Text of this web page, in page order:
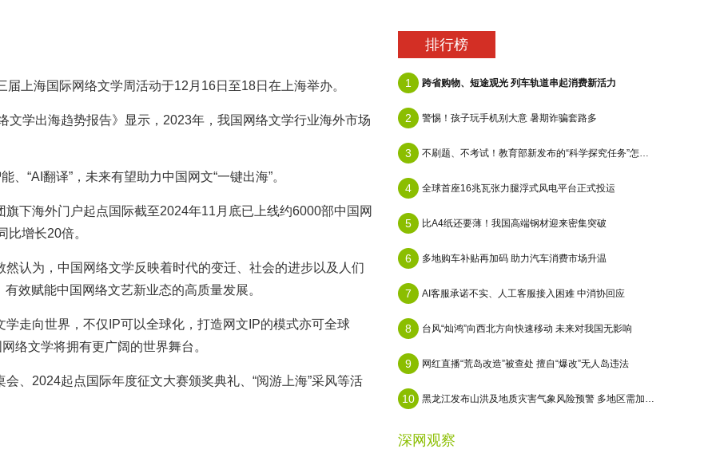
上海国际网络文学周活动于12月16日至18日在上海举办。
文学出海趋势报告》显示，2023年，我国网络文学行业海外市场
“AI翻译”，未来有望助力中国网文“一键出海”。
下海外门户起点国际截至2024年11月底已上线约6000部中国网
增长20倍。
认为，中国网络文学反映着时代的变迁、社会的进步以及人们
效赋能中国网络文艺新业态的高质量发展。
走向世界，不仅IP可以全球化，打造网文IP的模式亦可全球
络文学将拥有更广阔的世界舞台。
、2024起点国际年度征文大赛颁奖典礼、“阅游上海”采风等活
排行榜
1 跨省购物、短途观光 列车轨道串起消费新活力
2 警惕！孩子玩手机别大意 暑期诈骗套路多
3 不刷题、不考试！教育部新发布的“科学探究任务”怎么做？
4 全球首座16兆瓦张力腿浮式风电平台正式投运
5 比A4纸还要薄！我国高端钢材迎来密集突破
6 多地购车补贴再加码 助力汽车消费市场升温
7 AI客服承诺不实、人工客服接入困难 中消协回应
8 台风“灿鸿”向西北方向快速移动 未来对我国无影响
9 网红直播“荒岛改造”被查处 擅自“爆改”无人岛违法
10 黑龙江发布山洪及地质灾害气象风险预警 多地区需加强防范
深网观察